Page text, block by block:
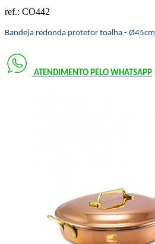
ref.: CO442
Bandeja redonda protetor toalha - Ø45cm
ATENDIMENTO PELO WHATSAPP